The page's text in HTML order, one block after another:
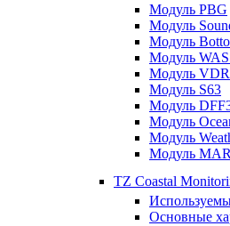
Модуль PBG
Модуль
Модуль
Модуль
Модуль VDR
Модуль S63
Модуль
Модуль
Модуль
Модуль
TZ Coastal
Основные